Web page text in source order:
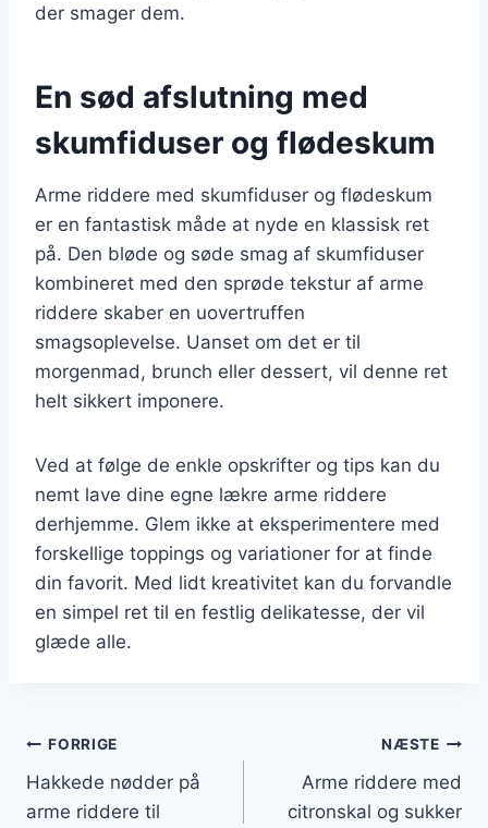
der smager dem.
En sød afslutning med
skumfiduser og flødeskum
Arme riddere med skumfiduser og flødeskum
er en fantastisk måde at nyde en klassisk ret
på. Den bløde og søde smag af skumfiduser
kombineret med den sprøde tekstur af arme
riddere skaber en uovertruffen
smagsoplevelse. Uanset om det er til
morgenmad, brunch eller dessert, vil denne ret
helt sikkert imponere.
Ved at følge de enkle opskrifter og tips kan du
nemt lave dine egne lækre arme riddere
derhjemme. Glem ikke at eksperimentere med
forskellige toppings og variationer for at finde
din favorit. Med lidt kreativitet kan du forvandle
en simpel ret til en festlig delikatesse, der vil
glæde alle.
Indlægsnavigation
FORRIGE
Hakkede nødder på
arme riddere til
NÆSTE
Arme riddere med
citronskal og sukker